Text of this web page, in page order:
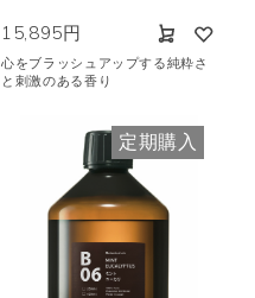
15,895円
心をブラッシュアップする純粋さ
と刺激のある香り
定期購入